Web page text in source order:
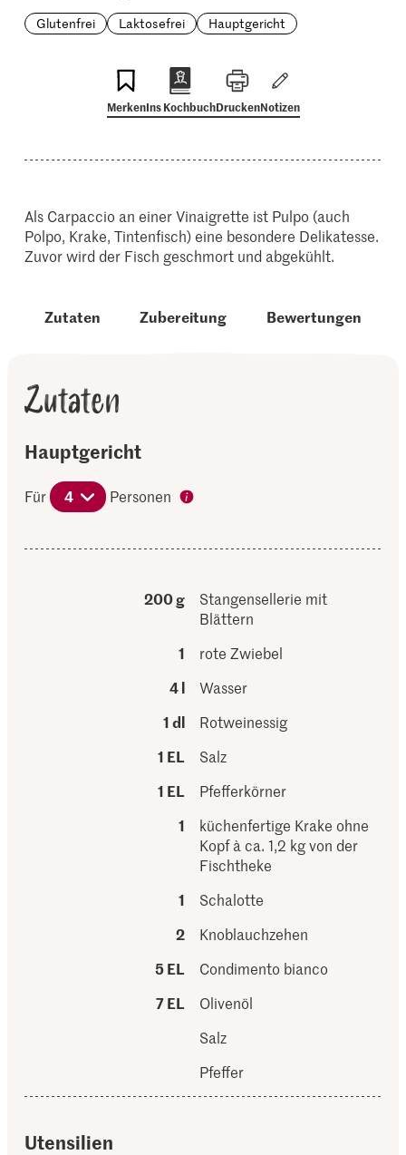
Glutenfrei
Laktosefrei Hauptgericht
MerkenIns KochbuchDruckenNotizen
Als Carpaccio an einer Vinaigrette ist Pulpo (auch
Polpo, Krake, Tintenfisch) eine besondere Delikatesse.
Zuvor wird der Fisch geschmort und abgekühlt.
Zutaten Zubereitung Bewertungen
Zutaten
Hauptgericht
Für 4 Personen
200 g
Stangensellerie mit
Blättern
1
rote Zwiebel
4 l
Wasser
1 dl
Rotweinessig
1 EL
Salz
1 EL
Pfefferkörner
1
küchenfertige Krake ohne
Kopf à ca. 1,2 kg von der
Fischtheke
1
Schalotte
2
Knoblauchzehen
5 EL
Condimento bianco
7 EL
Olivenöl
Salz
Pfeffer
Utensilien